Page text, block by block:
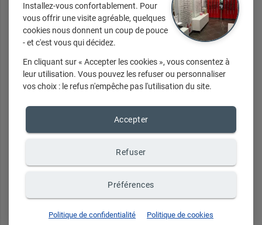
+ d'infos sur demande
Dolce & Gabbana
Installez-vous confortablement. Pour
vous offrir une visite agréable, quelques
cookies nous donnent un coup de pouce
- et c'est vous qui décidez.
En cliquant sur « Accepter les cookies », vous consentez à
leur utilisation. Vous pouvez les refuser ou personnaliser
vos choix : le refus n'empêche pas l'utilisation du site.
Accepter
Refuser
Préférences
Politique de confidentialité Politique de cookies